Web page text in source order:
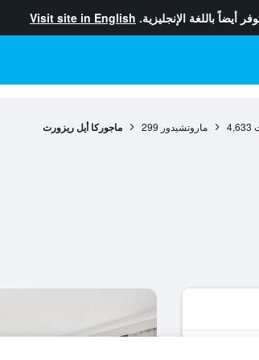
أيضاً باللغة الإنجليزية. Visit site in English
4,633 ماروتشيدور 299 ماجوركا أيل ريزورت